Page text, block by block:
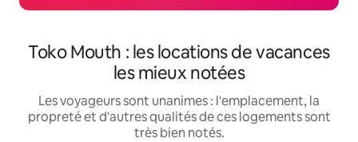
Toko Mouth : les locations de vacances
les mieux notées
Les voyageurs sont unanimes : l'emplacement, la
propreté et d'autres qualités de ces logements sont
très bien notés.